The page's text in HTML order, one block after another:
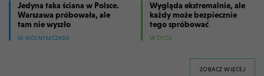
Jedyna taka ściana w Polsce.
Warszawa próbowała, ale
tam nie wyszło
W WOLNYM CZASIE
Wygląda ekstremalnie, ale
każdy może bezpiecznie
tego spróbować
W ŻYCIU
ZOBACZ WIĘCEJ